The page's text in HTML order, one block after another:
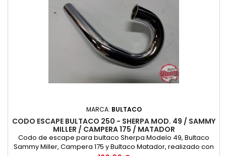
MARCA: BULTACO
CODO ESCAPE BULTACO 250 - SHERPA MOD. 49 / SAMMY
MILLER / CAMPERA 175 / MATADOR
Codo de escape para bultaco Sherpa Modelo 49, Bultaco
Sammy Miller, Campera 175 y Bultaco Matador, realizado con